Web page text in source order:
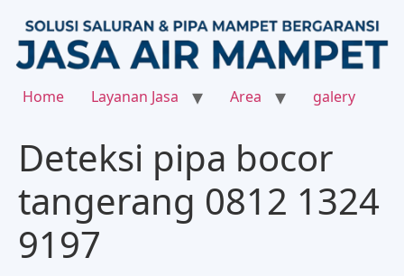
Home Layanan Jasa Area galery
Deteksi pipa bocor
tangerang 0812 1324
9197